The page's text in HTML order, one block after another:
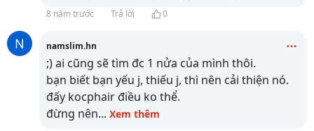
8 năm trước Trả lời 0
N namslim.hn
;) ai cũng sẽ tìm đc 1 nửa của mình thôi.
bạn biết bạn yếu j, thiếu j, thì nên cải thiện nó.
đấy kocphair điều ko thể.
đừng nên... Xem thêm